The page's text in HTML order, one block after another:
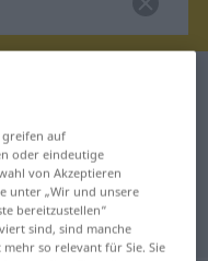
für
Übersetzung
auf
oder eindeutige
von Akzeptieren
unter „Wir und unsere
bereitzustellen“
sind, sind manche
so relevant für Sie. Sie